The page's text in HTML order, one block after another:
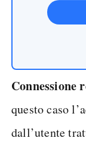
Connessione
questo caso
dall’utente